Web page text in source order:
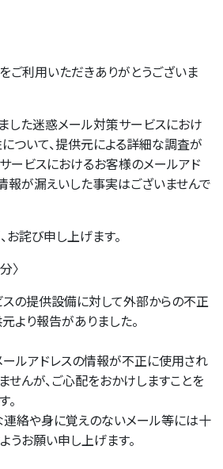
ご利用いただきありがとうございま
した迷惑メール対策サービスにおけ
ついて、提供元による詳細な調査が
ービスにおけるお客様のメールアド
報が漏えいした事実はございませんで
お詫び申し上げます。
〉
の提供設備に対して外部からの不正
より報告がありました。
ルアドレスの情報が不正に使用され
せんが、ご心配をおかけしますことを
連絡や身に覚えのないメール等には十
うお願い申し上げます。